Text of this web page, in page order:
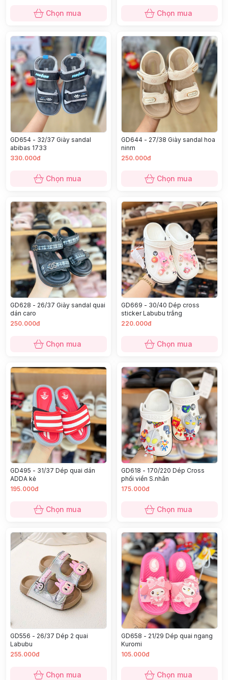
Chọn mua Chọn mua
GD654 - 32/37 Giày sandal
abibas 1733
330.000đ
Chọn mua
GD644 - 27/38 Giày sandal hoa
ninrn
250.000đ
Chọn mua
GD628 - 26/37 Giày sandal quai
dán caro
250.000đ
Chọn mua
GD669 - 30/40 Dép cross
sticker Labubu trắng
220.000đ
Chọn mua
GD495 - 31/37 Dép quai dán
ADDA kẻ
195.000đ
Chọn mua
GD618 - 170/220 Dép Cross
phối viền S.nhân
175.000đ
Chọn mua
GD556 - 26/37 Dép 2 quai
Labubu
255.000đ
Chọn mua
GD658 - 21/29 Dép quai ngang
Kuromi
105.000đ
Chọn mua